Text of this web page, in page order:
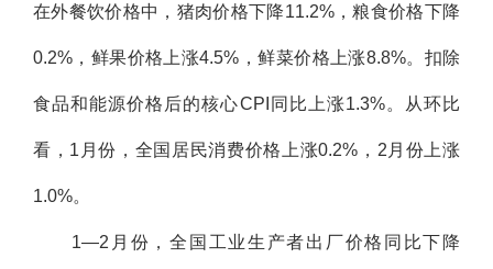
在外餐饮价格中，猪肉价格下降11.2%，粮食价格下降
0.2%，鲜果价格上涨4.5%，鲜菜价格上涨8.8%。扣除
食品和能源价格后的核心CPI同比上涨1.3%。从环比
看，1月份，全国居民消费价格上涨0.2%，2月份上涨
1.0%。
1—2月份，全国工业生产者出厂价格同比下降